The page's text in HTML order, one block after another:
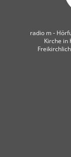
radio m ‐
Kirche in